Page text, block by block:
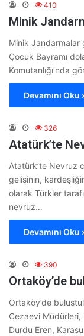
410
Minik
Minik Jandarmalar
Çocuk Bayramı
Komutanlığı’nda
Devamını Oku
326
Atatürk’te
Atatürk’te Nevruz
gelişinin,
olarak Türkler
nevruz…
Devamını Oku
390
Ortaköy’de
Ortaköy’de
Cezaevi Müdürleri,
Durdu Eren,